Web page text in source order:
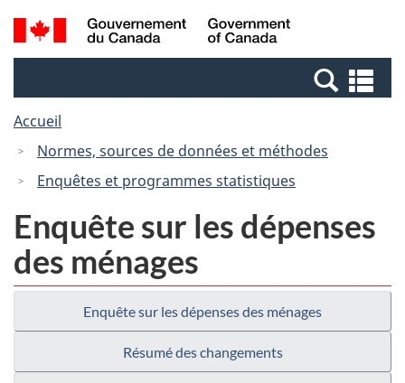
Passer
au
Passer
à
Canada
Recherche
et
et
Accueil
Normes, sources de données et méthodes
Enquêtes et programmes statistiques
Enquête sur les dépenses
des ménages
Enquête sur les dépenses des ménages
Résumé des changements